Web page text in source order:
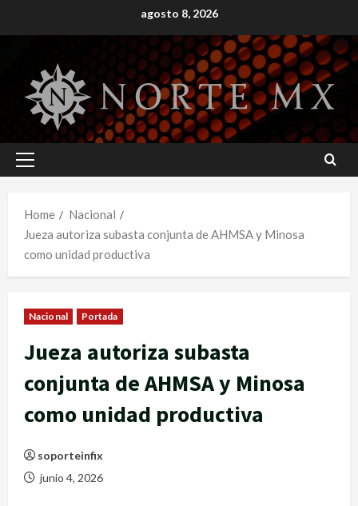
to
agosto 8, 2026
Primary
Home
Nacional
Jueza autoriza subasta conjunta de AHMSA y Minosa
como unidad productiva
Nacional Portada
Jueza autoriza subasta
conjunta de AHMSA y Minosa
como unidad productiva
soporteinfix
junio 4, 2026